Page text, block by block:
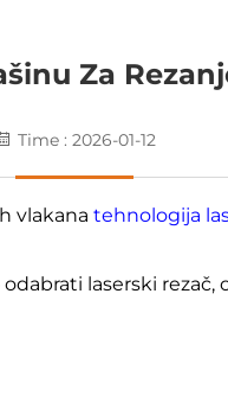
Za
Time : 2026-01-12
vlakana tehnologija
laserski